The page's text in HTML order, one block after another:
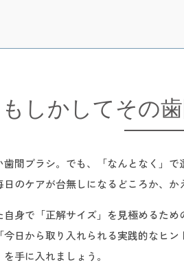
しかしてその
間ブラシ。でも、「なんとなく」
のケアが台無しになるどころか、
身で「正解サイズ」を見極めるた
日から取り入れられる実践的なヒ
手に入れましょう。